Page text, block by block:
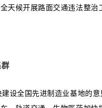
天候开展路面交通违法整
设全国先进制造业基地的